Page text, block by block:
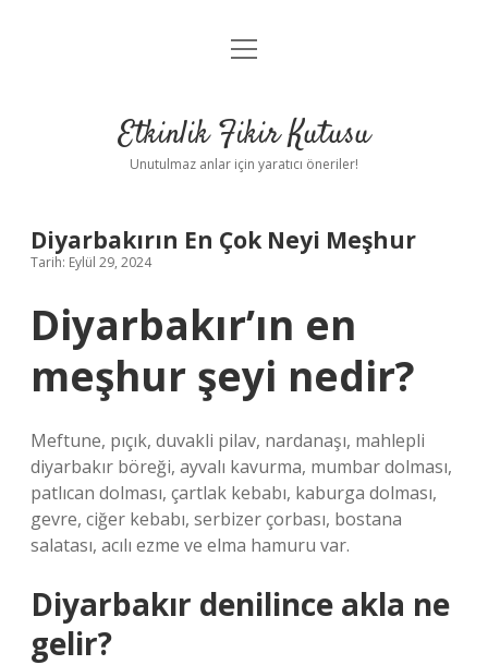
Anasayfa
Yasal Uyarı
menüyü
Etkinlik Fikir Kutusu
Unutulmaz anlar için yaratıcı öneriler!
Diyarbakırın En Çok Neyi Meşhur
Tarih: Eylül 29, 2024
Diyarbakır’ın en
meşhur şeyi nedir?
Meftune, pıçık, duvakli pilav, nardanaşı, mahlepli
diyarbakır böreği, ayvalı kavurma, mumbar dolması,
patlıcan dolması, çartlak kebabı, kaburga dolması,
gevre, ciğer kebabı, serbizer çorbası, bostana
salatası, acılı ezme ve elma hamuru var.
Diyarbakır denilince akla ne
gelir?